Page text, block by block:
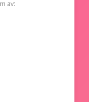
av: